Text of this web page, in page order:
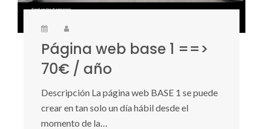
Página web base 1 ==>
70€ / año
Descripción La página web BASE 1 se puede
crear en tan solo un día hábil desde el
momento de la…